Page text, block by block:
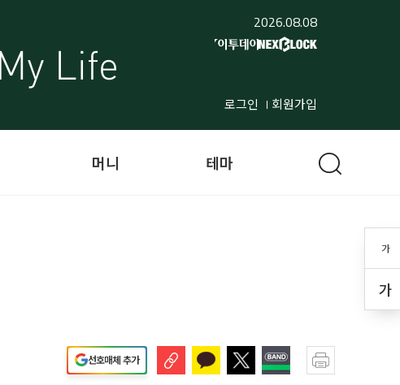
2026.08.08
로그인 회원가입
가
가
머니 테마
선호매체 추가